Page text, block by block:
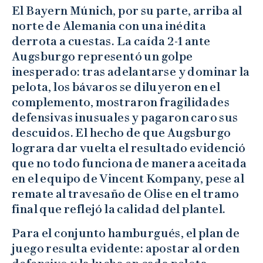
El Bayern Múnich, por su parte, arriba al
norte de Alemania con una inédita
derrota a cuestas. La caída 2-1 ante
Augsburgo representó un golpe
inesperado: tras adelantarse y dominar la
pelota, los bávaros se diluyeron en el
complemento, mostraron fragilidades
defensivas inusuales y pagaron caro sus
descuidos. El hecho de que Augsburgo
lograra dar vuelta el resultado evidenció
que no todo funciona de manera aceitada
en el equipo de Vincent Kompany, pese al
remate al travesaño de Olise en el tramo
final que reflejó la calidad del plantel.
Para el conjunto hamburgués, el plan de
juego resulta evidente: apostar al orden